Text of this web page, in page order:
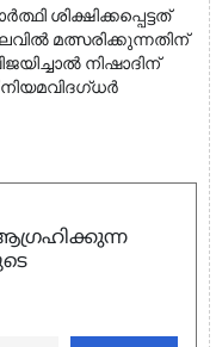
ശിക്ഷിക്കപ്പെട്ടത്
മത്സരിക്കുന്നതിന്
നിഷാദിന്